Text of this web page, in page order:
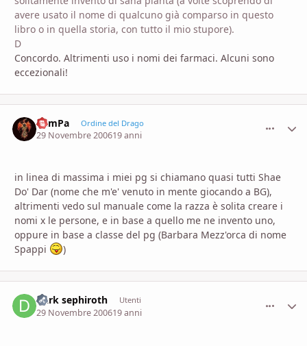
avere usato il nome di qualcuno già comparso in questo
libro o in quella storia, con tutto il mio stupore).
D
Concordo. Altrimenti uso i nomi dei farmaci. Alcuni sono
eccezionali!
KamPa Ordine del Drago
29 Novembre 200619 anni
in linea di massima i miei pg si chiamano quasi tutti Shae
Do' Dar (nome che m'e' venuto in mente giocando a BG),
altrimenti vedo sul manuale come la razza è solita creare i
nomi x le persone, e in base a quello me ne invento uno,
oppure in base a classe del pg (Barbara Mezz'orca di nome
Spappi
)
Dark sephiroth Utenti
29 Novembre 200619 anni